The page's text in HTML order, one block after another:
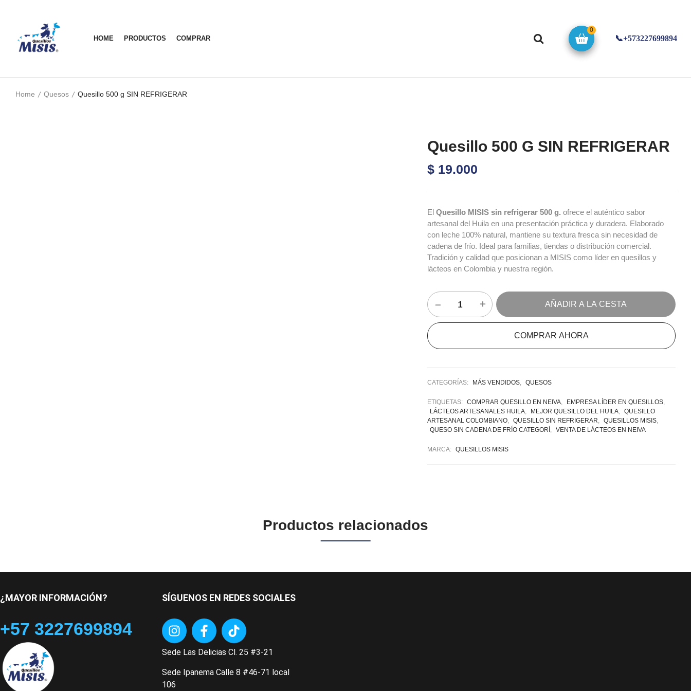
HOME PRODUCTOS COMPRAR
0
📞+573227699894
Home Quesos Quesillo 500 g SIN REFRIGERAR
Quesillo 500 G SIN REFRIGERAR
$ 19.000
ElQuesillo MISIS sin refrigerar 500 g. ofrece el auténtico sabor
artesanal del Huila en una presentación práctica y duradera. Elaborado
con leche 100% natural, mantiene su textura fresca sin necesidad de
cadena de frío. Ideal para familias, tiendas o distribución comercial.
Tradición y calidad que posicionan a MISIS como líder en quesillos y
lácteos en Colombia y nuestra región.
AÑADIR A LA CESTA
COMPRAR AHORA
CATEGORÍAS: MÁS VENDIDOS, QUESOS
ETIQUETAS: COMPRAR QUESILLO EN NEIVA, EMPRESA LÍDER EN QUESILLOS,
LÁCTEOS ARTESANALES HUILA, MEJOR QUESILLO DEL HUILA,
QUESILLO
ARTESANAL COLOMBIANO, QUESILLO SIN REFRIGERAR, QUESILLOS MISIS,
QUESO SIN CADENA DE FRÍO CATEGORÍ , VENTA DE LÁCTEOS EN NEIVA
MARCA: QUESILLOS MISIS
Productos relacionados
¿MAYOR INFORMACIÓN?
+57 3227699894
SÍGUENOS EN REDES SOCIALES
Sede Las Delicias Cl. 25 #3-21
Sede Ipanema Calle 8 #46-71 local
106